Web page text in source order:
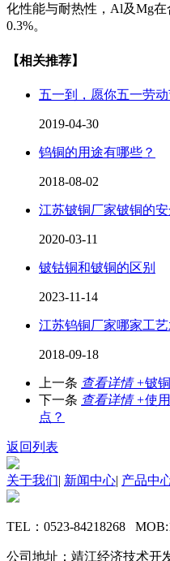
化性能与耐热性，Al及Mg
0.3%。
【相关推荐】
五一到，愿你五一劳动
2019-04-30
钨铜的用途有哪些？
2018-08-02
江苏铍铜厂家铍铜的
2020-03-11
铍钴铜和铍铜的区别
2023-11-14
江苏钨铜厂家哪家工
2018-09-18
上一条 查看详情 +铍
下一条 查看详情 +使
点？
返回列表
关于我们| 新闻中心| 产品中
TEL：0523-84218268
公司地址：靖江经济技术开